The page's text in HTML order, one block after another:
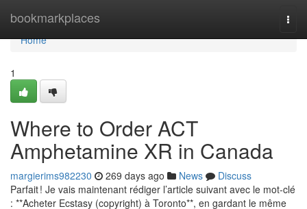
bookmarkplaces
Home
Home
1
Where to Order ACT
Amphetamine XR in Canada
margierims982230 269 days ago News
Discuss
Parfait ! Je vais maintenant rédiger l’article suivant avec le mot-clé
: **Acheter Ecstasy (copyright) à Toronto**, en gardant le même